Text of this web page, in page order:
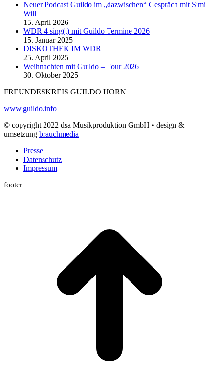
Neuer Podcast Guildo im „dazwischen“ Gespräch mit Simi
Will
15. April 2026
WDR 4 sing(t) mit Guildo Termine 2026
15. Januar 2025
DISKOTHEK IM WDR
25. April 2025
Weihnachten mit Guildo – Tour 2026
30. Oktober 2025
FREUNDESKREIS GUILDO HORN
www.guildo.info
© copyright 2022 dsa Musikproduktion GmbH • design &
umsetzung brauchmedia
Presse
Datenschutz
Impressum
footer